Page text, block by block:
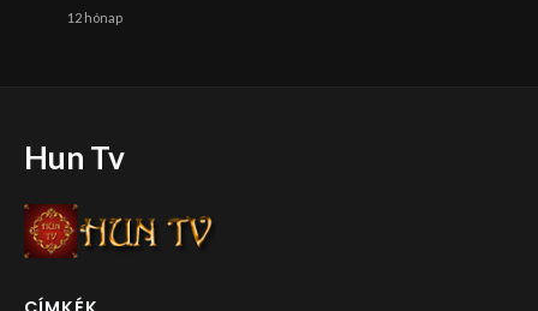
12 hónap
Hun Tv